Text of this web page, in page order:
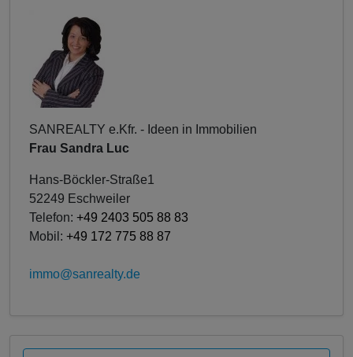
SANREALTY e.Kfr. - Ideen in Immobilien
Frau Sandra Luc
Hans-Böckler-Straße1
52249 Eschweiler
Telefon: +49 2403 505 88 83
Mobil: +49 172 775 88 87
immo@sanrealty.de